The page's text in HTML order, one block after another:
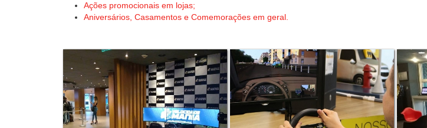
Ações promocionais em lojas;
Aniversários, Casamentos e Comemorações em geral.